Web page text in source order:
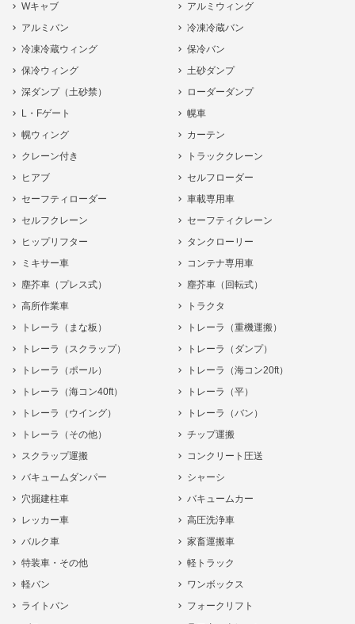
Wキャブ
アルミウィング
アルミバン
冷凍冷蔵バン
冷凍冷蔵ウィング
保冷バン
保冷ウィング
土砂ダンプ
深ダンプ（土砂禁）
ローダーダンプ
L・Fゲート
幌車
幌ウィング
カーテン
クレーン付き
トラッククレーン
ヒアブ
セルフローダー
セーフティローダー
車載専用車
セルフクレーン
セーフティクレーン
ヒップリフター
タンクローリー
ミキサー車
コンテナ専用車
塵芥車（プレス式）
塵芥車（回転式）
高所作業車
トラクタ
トレーラ（まな板）
トレーラ（重機運搬）
トレーラ（スクラップ）
トレーラ（ダンプ）
トレーラ（ポール）
トレーラ（海コン20ft）
トレーラ（海コン40ft）
トレーラ（平）
トレーラ（ウイング）
トレーラ（バン）
トレーラ（その他）
チップ運搬
スクラップ運搬
コンクリート圧送
バキュームダンパー
シャーシ
穴掘建柱車
バキュームカー
レッカー車
高圧洗浄車
バルク車
家畜運搬車
特装車・その他
軽トラック
軽バン
ワンボックス
ライトバン
フォークリフト